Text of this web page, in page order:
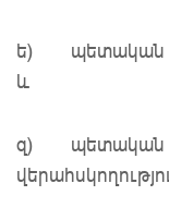
ե) պետական
և
զ) պետական